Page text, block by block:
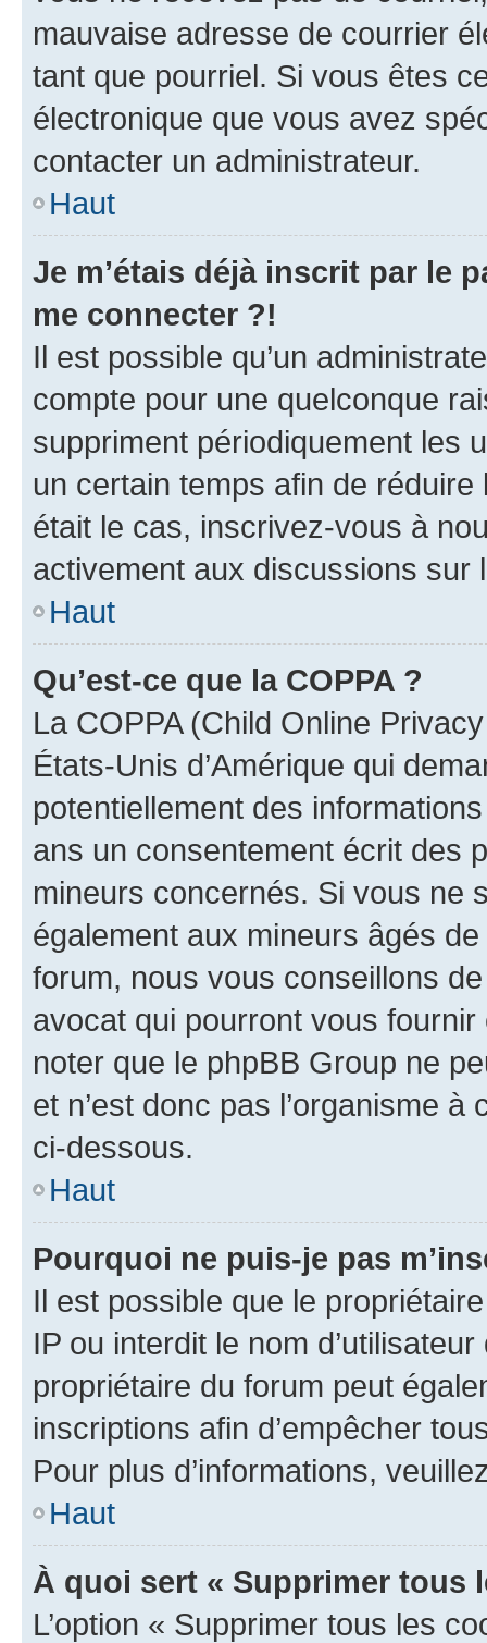
mauvaise adresse de courrier
tant que pourriel. Si vous êtes
électronique que vous avez
contacter un administrateur.
Haut
Je m’étais déjà inscrit par le
me connecter ?!
Il est possible qu’un
compte pour une quelconque
suppriment périodiquement les
un certain temps afin de
était le cas, inscrivez-vous à
activement aux discussions sur
Haut
Qu’est-ce que la COPPA ?
La COPPA (Child Online
États-Unis d’Amérique qui
potentiellement des
ans un consentement écrit des
mineurs concernés. Si vous ne
également aux mineurs âgés
forum, nous vous conseillons
avocat qui pourront vous
noter que le phpBB Group ne
et n’est donc pas l’organisme
ci-dessous.
Haut
Pourquoi ne puis-je pas
Il est possible que le
IP ou interdit le nom
propriétaire du forum peut
inscriptions afin d’empêcher
Pour plus d’informations,
Haut
À quoi sert « Supprimer tous
L’option « Supprimer tous les